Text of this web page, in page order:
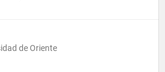
de Oriente